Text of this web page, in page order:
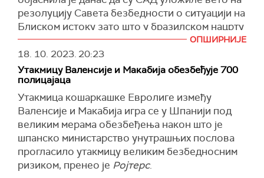
резолуцију Савета безбедности о ситуацији на
Блиском истоку зато што у бразилском нацрту
резолуције није наведено право Израела на
самоодбрану.
"Kао и свака нација на свету, Израел има
инхерентно право на самоодбрану, као што је
наведено у члану 51 Повеље УН. Након
претходних терористичких напада група као
што су Ал Kаида и Исламска држава, овај
савет је поново потврдио то право, а овај
документ је требало да потврди то исто",
поручила је Линда Томас-Гринфилд, наводи се
ОПШИРНИЈЕ
18. 10. 2023.20:23
Утакмицу Валенсије и Макабија обезбеђује 700
полицајаца
Утакмица кошаркашке Евролиге између
Валенсије и Макабија игра се у Шпанији под
великим мерама обезбеђења након што је
шпанско министарство унутрашњих послова
прогласило утакмицу великим безбедносним
ризиком, пренео је Ројтерс.